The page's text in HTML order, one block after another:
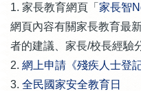
1. 家長教育網頁「 家長智
網頁內容有關家長教育最
者的建議、家長/校長經驗
2. 網上申請《殘疾人士登記
3. 全民國家安全教育日